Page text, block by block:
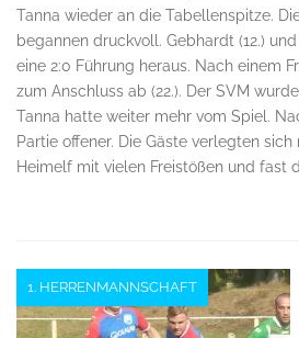
Tanna wieder an die Tabellenspitze.
begannen druckvoll. Gebhardt (12.)
eine 2:0 Führung heraus. Nach einem
zum Anschluss ab (22.). Der SVM
Tanna hatte weiter mehr vom Spiel.
Partie offener. Die Gäste verlegten sich
Heimelf mit vielen Freistößen und fast
1. HERRENMANNSCHAFT